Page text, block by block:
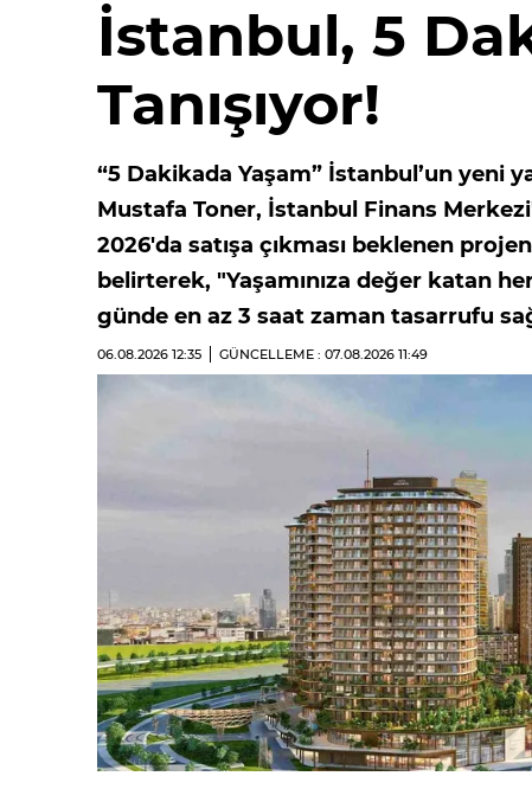
İstanbul, 5
Tanışıyor!
“5 Dakikada Yaşam” İstanbul’un yeni
Mustafa Toner, İstanbul Finans
2026'da satışa çıkması beklenen
belirterek, "Yaşamınıza değer katan
günde en az 3 saat zaman tasarrufu
06.08.2026 12:35 GÜNCELLEME : 07.08.2026 11:49